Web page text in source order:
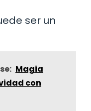
ser un
Magia
con